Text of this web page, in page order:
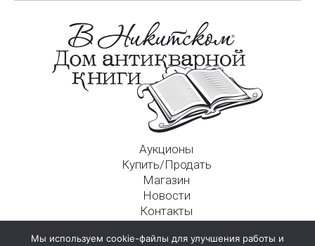
Аукционы
Купить/Продать
Магазин
Новости
Контакты
Мы используем cookie-файлы для улучшения работы и